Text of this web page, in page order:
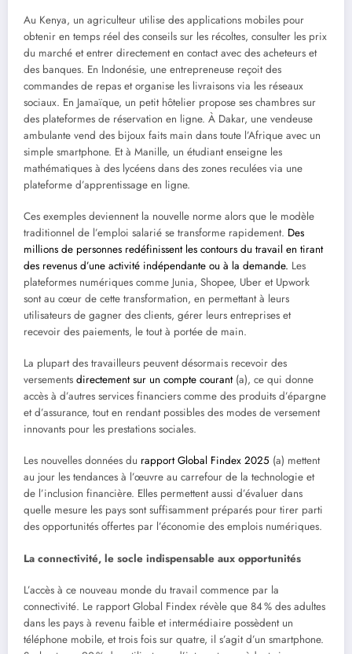
Au Kenya, un agriculteur utilise des applications mobiles pour
obtenir en temps réel des conseils sur les récoltes, consulter les prix
du marché et entrer directement en contact avec des acheteurs et
des banques. En Indonésie, une entrepreneuse reçoit des
commandes de repas et organise les livraisons via les réseaux
sociaux. En Jamaïque, un petit hôtelier propose ses chambres sur
des plateformes de réservation en ligne. À Dakar, une vendeuse
ambulante vend des bijoux faits main dans toute l’Afrique avec un
simple smartphone. Et à Manille, un étudiant enseigne les
mathématiques à des lycéens dans des zones reculées via une
plateforme d’apprentissage en ligne.
Ces exemples deviennent la nouvelle norme alors que le modèle
traditionnel de l’emploi salarié se transforme rapidement. Des
millions de personnes redéfinissent les contours du travail en tirant
des revenus d’une activité indépendante ou à la demande. Les
plateformes numériques comme Junia, Shopee, Uber et Upwork
sont au cœur de cette transformation, en permettant à leurs
utilisateurs de gagner des clients, gérer leurs entreprises et
recevoir des paiements, le tout à portée de main.
La plupart des travailleurs peuvent désormais recevoir des
versements directement sur un compte courant(a), ce qui donne
accès à d’autres services financiers comme des produits d’épargne
et d’assurance, tout en rendant possibles des modes de versement
innovants pour les prestations sociales.
Les nouvelles données du rapport Global Findex 2025 (a) mettent
au jour les tendances à l’œuvre au carrefour de la technologie et
de l’inclusion financière. Elles permettent aussi d’évaluer dans
quelle mesure les pays sont suffisamment préparés pour tirer parti
des opportunités offertes par l’économie des emplois numériques.
La connectivité, le socle indispensable aux opportunités
L’accès à ce nouveau monde du travail commence par la
connectivité. Le rapport Global Findex révèle que 84 % des adultes
dans les pays à revenu faible et intermédiaire possèdent un
téléphone mobile, et trois fois sur quatre, il s’agit d’un smartphone.